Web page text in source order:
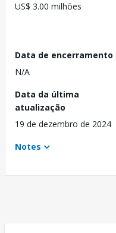
US$ 3.00 milhões
Data de encerramento
N/A
Data da última
atualização
19 de dezembro de 2024
Notes